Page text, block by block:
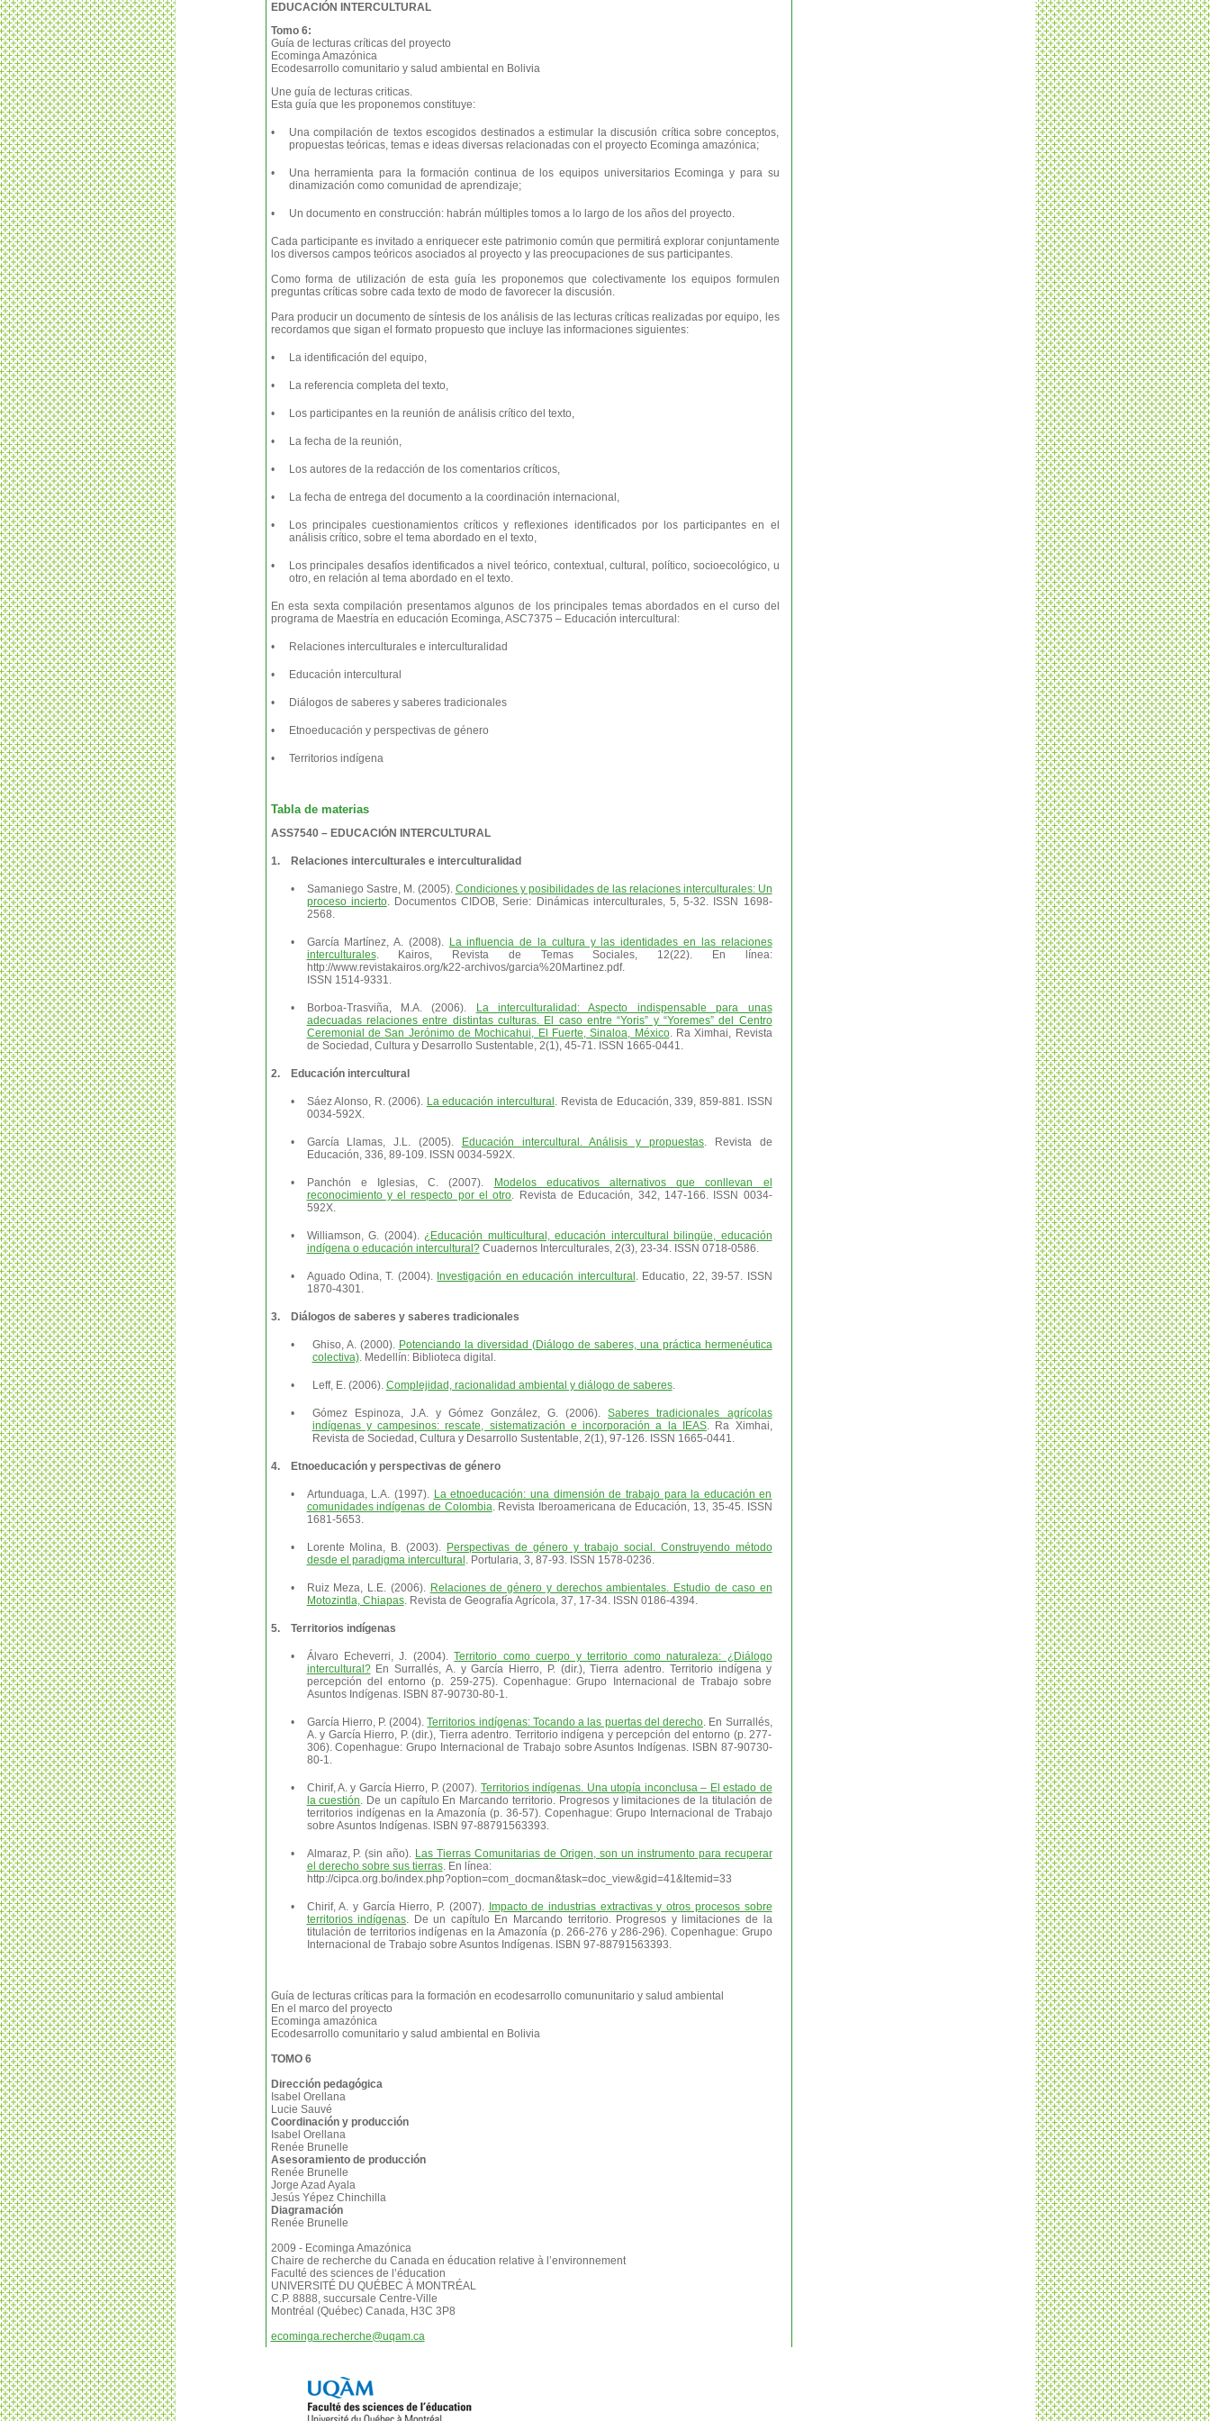
EDUCACIÓN INTERCULTURAL
Tomo 6:
Guía de lecturas críticas del proyecto
Ecominga Amazónica
Ecodesarrollo comunitario y salud ambiental en Bolivia
Une guía de lecturas criticas.
Esta guía que les proponemos constituye:
•
Una compilación de textos escogidos destinados a estimular la discusión crítica sobre conceptos,
propuestas teóricas, temas e ideas diversas relacionadas con el proyecto Ecominga amazónica;
•
Una herramienta para la formación continua de los equipos universitarios Ecominga y para su
dinamización como comunidad de aprendizaje;
• Un documento en construcción: habrán múltiples tomos a lo largo de los años del proyecto.
Cada participante es invitado a enriquecer este patrimonio común que permitirá explorar conjuntamente
los diversos campos teóricos asociados al proyecto y las preocupaciones de sus participantes.
Como forma de utilización de esta guía les proponemos que colectivamente los equipos formulen
preguntas críticas sobre cada texto de modo de favorecer la discusión.
Para producir un documento de síntesis de los análisis de las lecturas críticas realizadas por equipo, les
recordamos que sigan el formato propuesto que incluye las informaciones siguientes:
• La identificación del equipo,
• La referencia completa del texto,
• Los participantes en la reunión de análisis crítico del texto,
• La fecha de la reunión,
• Los autores de la redacción de los comentarios críticos,
• La fecha de entrega del documento a la coordinación internacional,
•
Los principales cuestionamientos críticos y reflexiones identificados por los participantes en el
análisis crítico, sobre el tema abordado en el texto,
•
Los principales desafíos identificados a nivel teórico, contextual, cultural, político, socioecológico, u
otro, en relación al tema abordado en el texto.
En esta sexta compilación presentamos algunos de los principales temas abordados en el curso del
programa de Maestría en educación Ecominga, ASC7375 – Educación intercultural:
• Relaciones interculturales e interculturalidad
• Educación intercultural
• Diálogos de saberes y saberes tradicionales
• Etnoeducación y perspectivas de género
• Territorios indígena
Tabla de materias
ASS7540 – EDUCACIÓN INTERCULTURAL
1. Relaciones interculturales e interculturalidad
• Samaniego Sastre, M. (2005). Condiciones y posibilidades de las relaciones interculturales: Un
proceso incierto. Documentos CIDOB, Serie: Dinámicas interculturales, 5, 5-32. ISSN 1698-
2568.
• García Martínez, A. (2008). La influencia de la cultura y las identidades en las relaciones
interculturales. Kairos, Revista de Temas Sociales, 12(22). En línea:
http://www.revistakairos.org/k22-archivos/garcia%20Martinez.pdf.
ISSN 1514-9331.
• Borboa-Trasviña, M.A. (2006). La interculturalidad: Aspecto indispensable para unas
adecuadas relaciones entre distintas culturas. El caso entre “Yoris” y “Yoremes” del Centro
Ceremonial de San Jerónimo de Mochicahui, El Fuerte, Sinaloa, México. Ra Ximhai, Revista
de Sociedad, Cultura y Desarrollo Sustentable, 2(1), 45-71. ISSN 1665-0441.
2. Educación intercultural
• Sáez Alonso, R. (2006). La educación intercultural . Revista de Educación, 339, 859-881. ISSN
0034-592X.
• García Llamas, J.L. (2005). Educación intercultural. Análisis y propuestas. Revista de
Educación, 336, 89-109. ISSN 0034-592X.
• Panchón e Iglesias, C. (2007).
Modelos educativos alternativos que conllevan el
reconocimiento y el respecto por el otro . Revista de Educación, 342, 147-166. ISSN 0034-
592X.
• Williamson, G. (2004). ¿Educación multicultural, educación intercultural bilingüe, educación
indígena o educación intercultural?Cuadernos Interculturales, 2(3), 23-34. ISSN 0718-0586.
• Aguado Odina, T. (2004). Investigación en educación intercultural . Educatio, 22, 39-57. ISSN
1870-4301.
3. Diálogos de saberes y saberes tradicionales
• Ghiso, A. (2000). Potenciando la diversidad (Diálogo de saberes, una práctica hermenéutica
colectiva). Medellín: Biblioteca digital.
• Leff, E. (2006). Complejidad, racionalidad ambiental y diálogo de saberes.
• Gómez Espinoza, J.A. y Gómez González, G. (2006).Saberes tradicionales agrícolas
indígenas y campesinos: rescate, sistematización e incorporación a la IEAS. Ra Ximhai,
Revista de Sociedad, Cultura y Desarrollo Sustentable, 2(1), 97-126. ISSN 1665-0441.
4. Etnoeducación y perspectivas de género
• Artunduaga, L.A. (1997).
La etnoeducación: una dimensión de trabajo para la educación en
comunidades indígenas de Colombia . Revista Iberoamericana de Educación, 13, 35-45. ISSN
1681-5653.
• Lorente Molina, B. (2003). Perspectivas de género y trabajo social. Construyendo método
desde el paradigma intercultural . Portularia, 3, 87-93. ISSN 1578-0236.
• Ruiz Meza, L.E. (2006).
Relaciones de género y derechos ambientales. Estudio de caso en
Motozintla, Chiapas. Revista de Geografía Agrícola, 37, 17-34. ISSN 0186-4394.
5. Territorios indígenas
• Álvaro Echeverri, J. (2004).Territorio como cuerpo y territorio como naturaleza: ¿Diálogo
intercultural?En Surrallés, A. y García Hierro, P. (dir.), Tierra adentro. Territorio indígena y
percepción del entorno (p. 259-275). Copenhague: Grupo Internacional de Trabajo sobre
Asuntos Indígenas. ISBN 87-90730-80-1.
• García Hierro, P. (2004).Territorios indígenas: Tocando a las puertas del derecho . En Surrallés,
A. y García Hierro, P. (dir.), Tierra adentro. Territorio indígena y percepción del entorno (p. 277-
306). Copenhague: Grupo Internacional de Trabajo sobre Asuntos Indígenas. ISBN 87-90730-
80-1.
• Chirif, A. y García Hierro, P. (2007). Territorios indígenas. Una utopía inconclusa – El estado de
la cuestión . De un capítulo En Marcando territorio. Progresos y limitaciones de la titulación de
territorios indígenas en la Amazonía (p. 36-57). Copenhague: Grupo Internacional de Trabajo
sobre Asuntos Indígenas. ISBN 97-88791563393.
• Almaraz, P. (sin año). Las Tierras Comunitarias de Origen, son un instrumento para recuperar
el derecho sobre sus tierras. En línea:
http://cipca.org.bo/index.php?option=com_docman&task=doc_view&gid=41&Itemid=33
• Chirif, A. y García Hierro, P. (2007).
Impacto de industrias extractivas y otros procesos sobre
territorios indígenas . De un capítulo En Marcando territorio. Progresos y limitaciones de la
titulación de territorios indígenas en la Amazonía (p. 266-276 y 286-296). Copenhague: Grupo
Internacional de Trabajo sobre Asuntos Indígenas. ISBN 97-88791563393.
Guía de lecturas críticas para la formación en ecodesarrollo comununitario y salud ambiental
En el marco del proyecto
Ecominga amazónica
Ecodesarrollo comunitario y salud ambiental en Bolivia
TOMO 6
Dirección pedagógica
Isabel Orellana
Lucie Sauvé
Coordinación y producción
Isabel Orellana
Renée Brunelle
Asesoramiento de producción
Renée Brunelle
Jorge Azad Ayala
Jesús Yépez Chinchilla
Diagramación
Renée Brunelle
2009 - Ecominga Amazónica
Chaire de recherche du Canada en éducation relative à l’environnement
Faculté des sciences de l’éducation
UNIVERSITÉ DU QUÉBEC À MONTRÉAL
C.P. 8888, succursale Centre-Ville
Montréal (Québec) Canada, H3C 3P8
ecominga.recherche@uqam.ca